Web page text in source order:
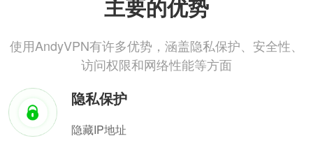
主要的优势
使用AndyVPN有许多优势，涵盖隐私保护、安全性、
访问权限和网络性能等方面
隐私保护
隐藏IP地址